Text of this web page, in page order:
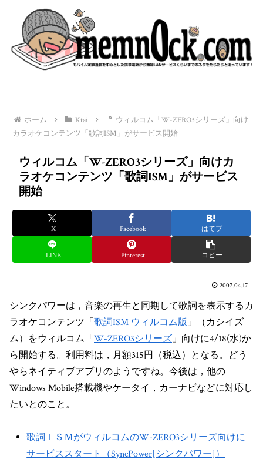
ホーム Ktai
ウィルコム「W-ZERO3シリーズ」向け
カラオケコンテンツ「歌詞ISM」がサービス開始
ウィルコム「W-ZERO3シリーズ」向けカ
ラオケコンテンツ「歌詞ISM」がサービス
開始
X Facebook はてブ
LINE Pinterest コピー
2007.04.17
シンクパワーは，音楽の再生と同期して歌詞を表示するカ
ラオケコンテンツ「歌詞ISM ウィルコム版」（カシイズ
ム）をウィルコム「W-ZERO3シリーズ」向けに4/18(水)か
ら開始する。利用料は，月額315円（税込）となる。どう
やらネイティブアプリのようですね。今後は，他の
Windows Mobile搭載機やケータイ，カーナビなどに対応し
たいとのこと。
歌詞ＩＳＭがウィルコムのW-ZERO3シリーズ向けに
サービススタート（SyncPower[シンクパワー]）